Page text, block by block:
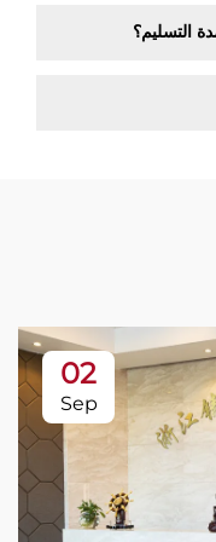
التسليم؟
02
Sep